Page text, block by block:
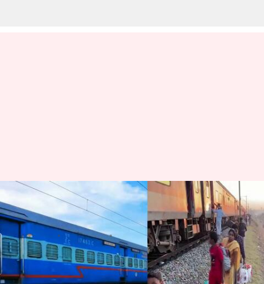
తెలంగాణ: బీబీనగర్‌లో పట్టాలు
తప్పిన గోదావరి ఎక్స్‌ప్రెస్
వ్రాసిన వారు Stalin Feb 15, 2023 09:31 am
ఈ వార్తాకథనం ఏంటి